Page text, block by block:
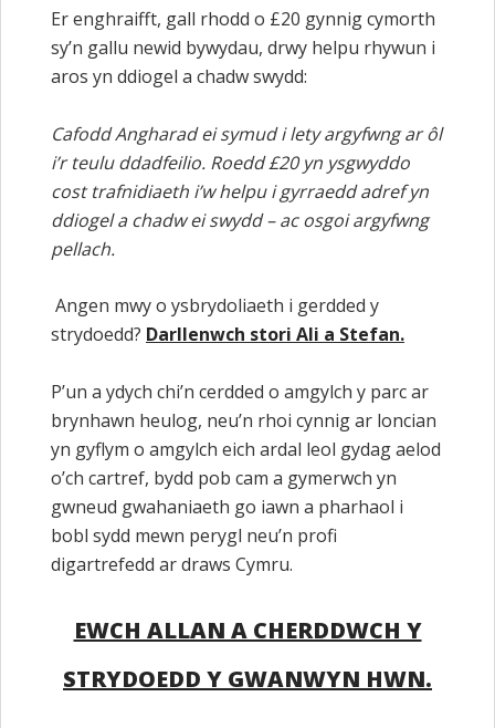
Er enghraifft, gall rhodd o £20 gynnig cymorth
sy’n gallu newid bywydau, drwy helpu rhywun i
aros yn ddiogel a chadw swydd:
Cafodd Angharad ei symud i lety argyfwng ar ôl
i’r teulu ddadfeilio. Roedd £20 yn ysgwyddo
cost trafnidiaeth i’w helpu i gyrraedd adref yn
ddiogel a chadw ei swydd – ac osgoi argyfwng
pellach.
Angen mwy o ysbrydoliaeth i gerdded y
strydoedd? Darllenwch stori Ali a Stefan.
P’un a ydych chi’n cerdded o amgylch y parc ar
brynhawn heulog, neu’n rhoi cynnig ar loncian
yn gyflym o amgylch eich ardal leol gydag aelod
o’ch cartref, bydd pob cam a gymerwch yn
gwneud gwahaniaeth go iawn a pharhaol i
bobl sydd mewn perygl neu’n profi
digartrefedd ar draws Cymru.
EWCH ALLAN A CHERDDWCH Y
STRYDOEDD Y GWANWYN HWN.